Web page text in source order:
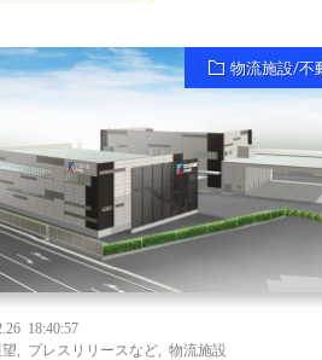
物流施設/不
18:40:57
プレスリリースなど 物流施設